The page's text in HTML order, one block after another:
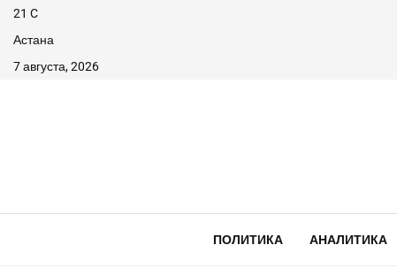
21 C
Астана
7 августа, 2026
ПОЛИТИКА АНАЛИТИКА